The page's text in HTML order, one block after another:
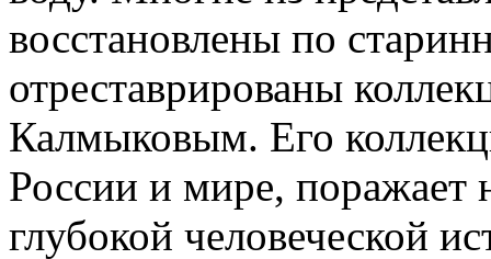
восстановлены по
отреставрированы
Калмыковым. Его
России и мире, поражает
глубокой человеческой